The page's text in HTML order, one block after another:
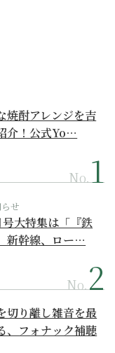
焼酎アレンジを吉
介！公式Yo…
No.
せ
号大特集は「『鉄
新幹線、ロー…
No.
切り離し雑音を最
、フォナック補聴